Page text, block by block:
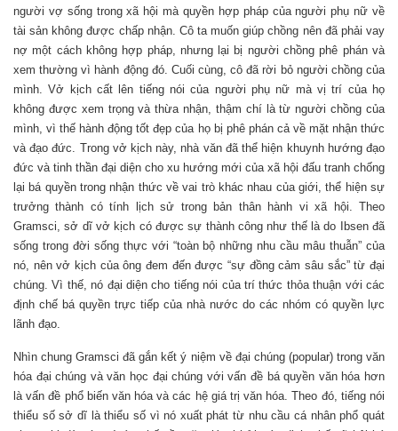
người vợ sống trong xã hội mà quyền hợp pháp của người phụ nữ về
tài sản không được chấp nhận. Cô ta muốn giúp chồng nên đã phải vay
nợ một cách không hợp pháp, nhưng lại bị người chồng phê phán và
xem thường vì hành động đó. Cuối cùng, cô đã rời bỏ người chồng của
mình. Vở kịch cất lên tiếng nói của người phụ nữ mà vị trí của họ
không được xem trọng và thừa nhận, thậm chí là từ người chồng của
mình, vì thế hành động tốt đẹp của họ bị phê phán cả về mặt nhận thức
và đạo đức. Trong vở kịch này, nhà văn đã thể hiện khuynh hướng đạo
đức và tinh thần đại diện cho xu hướng mới của xã hội đấu tranh chống
lại bá quyền trong nhận thức về vai trò khác nhau của giới, thể hiện sự
trưởng thành có tính lịch sử trong bản thân hành vi xã hội. Theo
Gramsci, sở dĩ vở kịch có được sự thành công như thế là do Ibsen đã
sống trong đời sống thực với “toàn bộ những nhu cầu mâu thuẫn” của
nó, nên vở kịch của ông đem đến được “sự đồng cảm sâu sắc” từ đại
chúng. Vì thế, nó đại diện cho tiếng nói của trí thức thỏa thuận với các
định chế bá quyền trực tiếp của nhà nước do các nhóm có quyền lực
lãnh đạo.
Nhìn chung Gramsci đã gắn kết ý niệm về đại chúng (popular) trong văn
hóa đại chúng và văn học đại chúng với vấn đề bá quyền văn hóa hơn
là vấn đề phổ biến văn hóa và các hệ giá trị văn hóa. Theo đó, tiếng nói
thiểu số sở dĩ là thiểu số vì nó xuất phát từ nhu cầu cá nhân phổ quát